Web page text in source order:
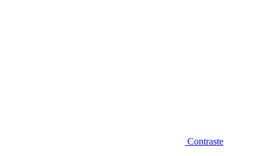
Contraste